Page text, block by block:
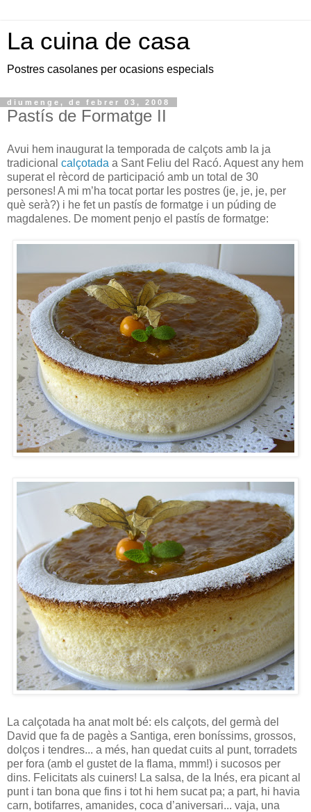
La cuina de casa
Postres casolanes per ocasions especials
diumenge, de febrer 03, 2008
Pastís de Formatge II
Avui hem inaugurat la temporada de calçots amb la ja
tradicional calçotada a Sant Feliu del Racó. Aquest any hem
superat el rècord de participació amb un total de 30
persones! A mi m’ha tocat portar les postres (je, je, je, per
què serà?) i he fet un pastís de formatge i un púding de
magdalenes. De moment penjo el pastís de formatge:
La calçotada ha anat molt bé: els calçots, del germà del
David que fa de pagès a Santiga, eren boníssims, grossos,
dolços i tendres... a més, han quedat cuits al punt, torradets
per fora (amb el gustet de la flama, mmm!) i sucosos per
dins. Felicitats als cuiners! La salsa, de la Inés, era picant al
punt i tan bona que fins i tot hi hem sucat pa; a part, hi havia
carn, botifarres, amanides, coca d’aniversari... vaja, una